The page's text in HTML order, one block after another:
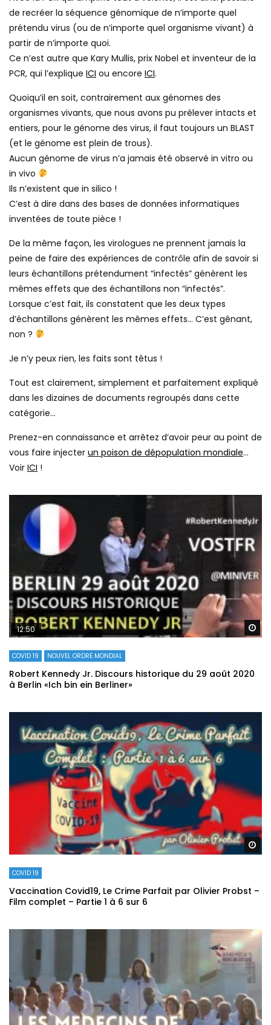
de recréer la séquence génomique de n’importe quel
prétendu virus (ou de n’importe quel organisme vivant) à
partir de n’importe quoi.
Ce n’est autre que Kary Mullis, prix Nobel et inventeur de la
PCR, qui l’explique ICI ou encore ICI.
Quoiqu’il en soit, contrairement aux génomes des
organismes vivants, que nous avons pu prélever intacts et
entiers, pour le génome des virus, il faut toujours un BLAST
(et le génome est plein de trous).
Aucun génome de virus n’a jamais été observé in vitro ou
in vivo
Ils n’existent que in silico !
C’est à dire dans des bases de données informatiques
inventées de toute pièce !
De la même façon, les virologues ne prennent jamais la
peine de faire des expériences de contrôle afin de savoir si
leurs échantillons prétendument “infectés” génèrent les
mêmes effets que des échantillons non “infectés”.
Lorsque c’est fait, ils constatent que les deux types
d’échantillons génèrent les mêmes effets… C’est gênant,
non ?
Je n’y peux rien, les faits sont têtus !
Tout est clairement, simplement et parfaitement expliqué
dans les dizaines de documents regroupés dans cette
catégorie…
Prenez-en connaissance et arrêtez d’avoir peur au point de
vous faire injecter un poison de dépopulation mondiale…
Voir ICI !
12:50
COVID 19 NOUVEL ORDRE MONDIAL
Robert Kennedy Jr. Discours historique du 29 août 2020
à Berlin «Ich bin ein Berliner»
COVID 19
Vaccination Covid19, Le Crime Parfait par Olivier Probst –
Film complet – Partie 1 à 6 sur 6